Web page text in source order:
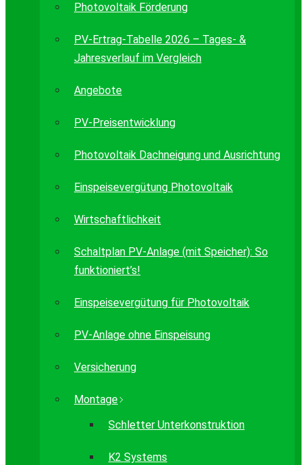
Photovoltaik Förderung
PV-Ertrag-Tabelle 2026 – Tages- &
Jahresverlauf im Vergleich
Angebote
PV-Preisentwicklung
Photovoltaik Dachneigung und Ausrichtung
Einspeisevergütung Photovoltaik
Wirtschaftlichkeit
Schaltplan PV-Anlage (mit Speicher): So
funktioniert’s!
Einspeisevergütung für Photovoltaik
PV-Anlage ohne Einspeisung
Versicherung
Montage
Schletter Unterkonstruktion
K2 Systems